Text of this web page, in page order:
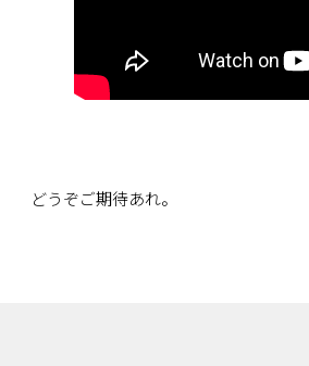
どうぞご期待あれ。